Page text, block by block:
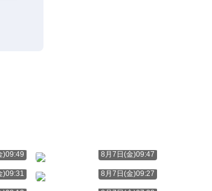
)09:49 8月7日(金)09:47
)09:31 8月7日(金)09:27